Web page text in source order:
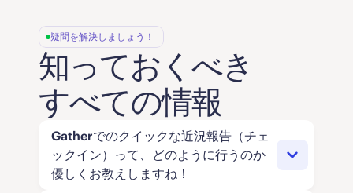
疑問を解決しましょう！
知っておくべき
すべての情報
Gatherでのクイックな近況報告（チェ
ックイン）って、どのように行うのか
優しくお教えしますね！